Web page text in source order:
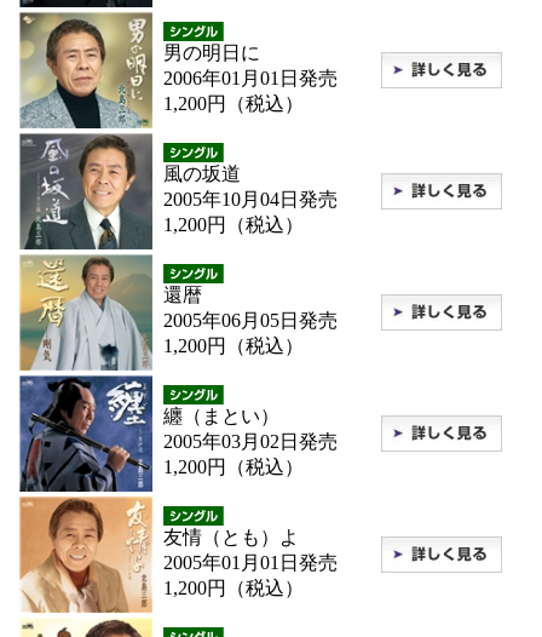
男の明日に
2006年01月01日発売
1,200円（税込）
風の坂道
2005年10月04日発売
1,200円（税込）
還暦
2005年06月05日発売
1,200円（税込）
纏（まとい）
2005年03月02日発売
1,200円（税込）
友情（とも）よ
2005年01月01日発売
1,200円（税込）